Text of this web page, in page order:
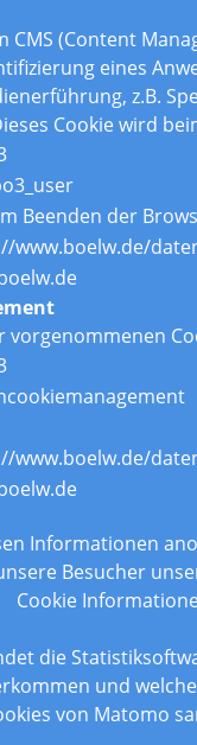
CMS (Content
eines
z.B.
Cookie wird
Beenden der
www.boelw.de/
vorgenommenen
www.boelw.de/
Informationen
Besucher
Cookie
die
und
von Matomo